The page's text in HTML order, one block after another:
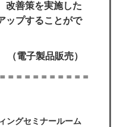
改善策を実施した
ップすることがで
（電子製品販売）
＝＝＝＝＝＝＝＝＝＝
ングセミナールーム